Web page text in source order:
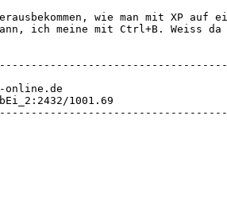
wie man mit XP auf
ich meine mit Ctrl+B. Weiss da
1001.69